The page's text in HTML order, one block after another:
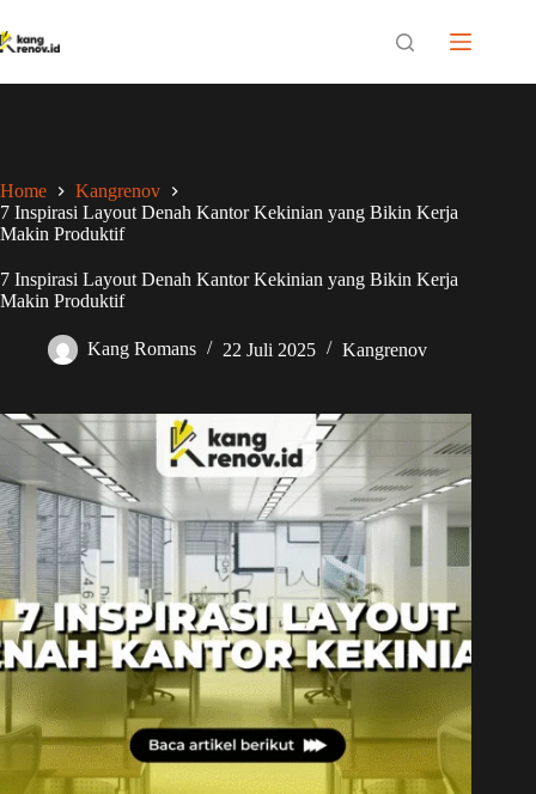
to
content
Home
Kangrenov
7 Inspirasi Layout Denah Kantor Kekinian yang Bikin Kerja
Makin Produktif
7 Inspirasi Layout Denah Kantor Kekinian yang Bikin Kerja
Makin Produktif
Kang Romans 22 Juli 2025 Kangrenov